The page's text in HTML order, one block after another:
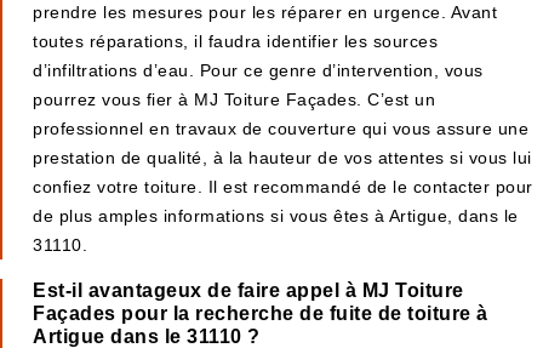
prendre les mesures pour les réparer en urgence. Avant
toutes réparations, il faudra identifier les sources
d’infiltrations d’eau. Pour ce genre d’intervention, vous
pourrez vous fier à MJ Toiture Façades. C’est un
professionnel en travaux de couverture qui vous assure une
prestation de qualité, à la hauteur de vos attentes si vous lui
confiez votre toiture. Il est recommandé de le contacter pour
de plus amples informations si vous êtes à Artigue, dans le
31110.
Est-il avantageux de faire appel à MJ Toiture
Façades pour la recherche de fuite de toiture à
Artigue dans le 31110 ?